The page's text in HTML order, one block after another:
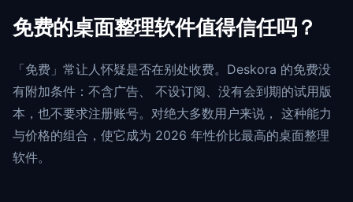
免费的桌面整理软件值得信任吗？
「免费」常让人怀疑是否在别处收费。Deskora 的免费没
有附加条件：不含广告、 不设订阅、没有会到期的试用版
本，也不要求注册账号。对绝大多数用户来说， 这种能力
与价格的组合，使它成为 2026 年性价比最高的桌面整理
软件。